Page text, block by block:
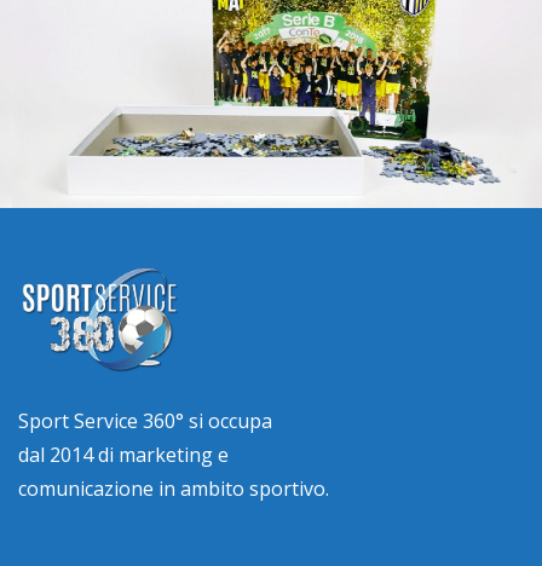
Sport Service 360° si occupa
dal 2014 di marketing e
comunicazione in ambito sportivo.